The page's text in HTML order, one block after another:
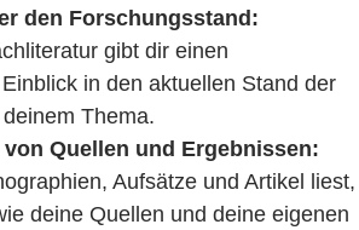
den Forschungsstand:
gibt dir einen
in den aktuellen Stand der
Thema.
Quellen und Ergebnissen:
Aufsätze und Artikel liest,
deine Quellen und deine eigenen